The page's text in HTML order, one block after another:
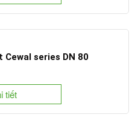
series DN 80
tiết